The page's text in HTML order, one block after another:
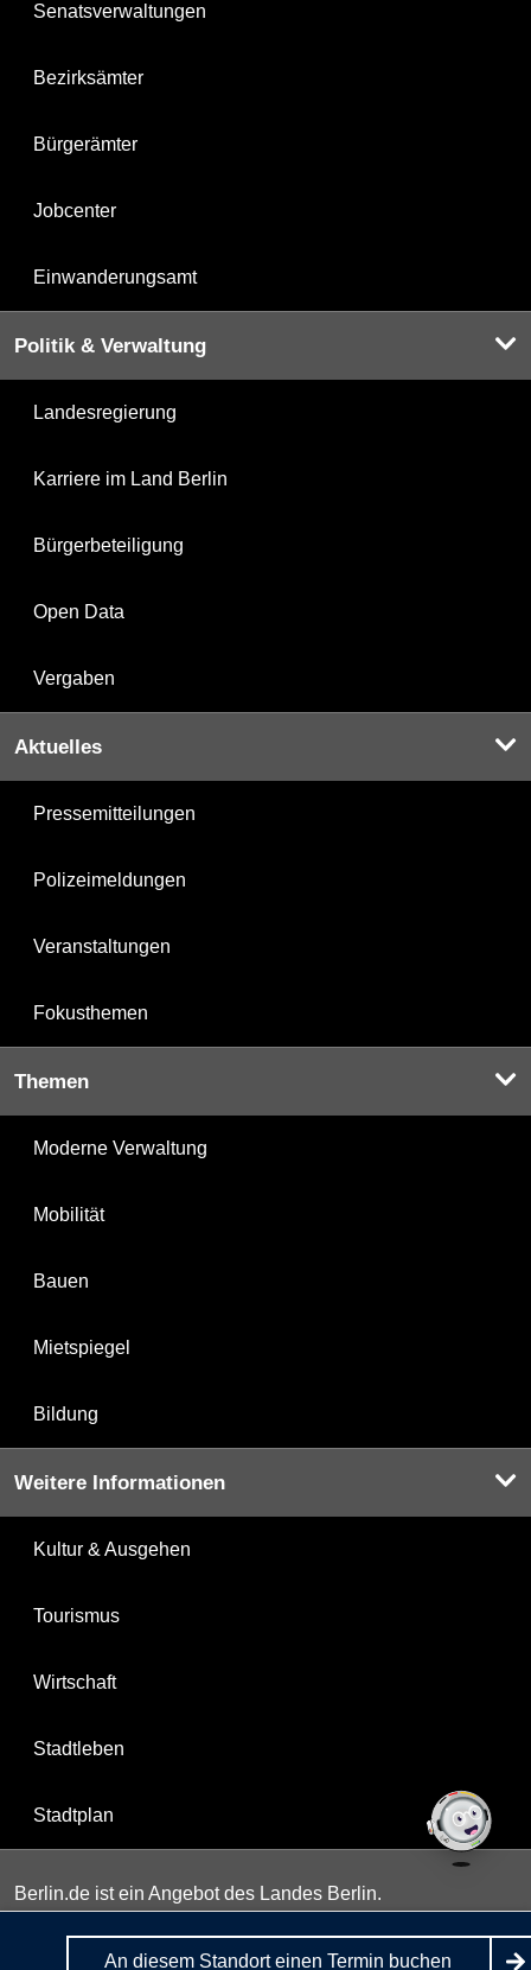
An diesem Standort einen Termin buchen
Senatsverwaltungen
Bezirksämter
Bürgerämter
Jobcenter
Einwanderungsamt
Politik & Verwaltung
Landesregierung
Karriere im Land Berlin
Bürgerbeteiligung
Open Data
Vergaben
Aktuelles
Pressemitteilungen
Polizeimeldungen
Veranstaltungen
Fokusthemen
Themen
Moderne Verwaltung
Mobilität
Bauen
Mietspiegel
Bildung
Weitere Informationen
Kultur & Ausgehen
Tourismus
Wirtschaft
Stadtleben
Stadtplan
Berlin.de ist ein Angebot des Landes Berlin.